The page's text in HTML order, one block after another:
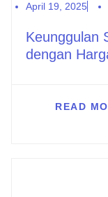
April 19, 2025
Keunggulan
dengan
READ